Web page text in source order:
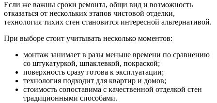
Если же важны сроки ремонта, общи вид и возможность
отказаться от нескольких этапов чистовой отделки,
технология тихих стен становится интересной альтернативой.
При выборе стоит учитывать несколько моментов:
монтаж занимает в разы меньше времени по сравнению
со штукатуркой, шпаклевкой, покраской;
поверхность сразу готова к эксплуатации;
технология подходит для квартир и домов;
стоимость сопоставима с качественной отделкой стен
традиционными способами.